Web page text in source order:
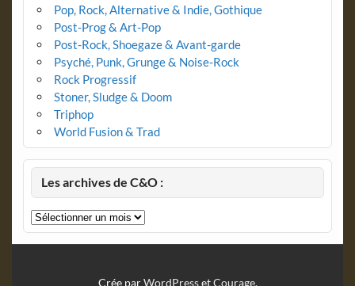
Pop, Rock, Alternative & Indie, Gothique
Post-Prog & Art-Pop
Post-Rock, Shoegaze & Avant-garde
Psyché, Punk, Grunge & Noise-Rock
Rock Progressif
Stoner, Sludge & Doom
Triphop
World Fusion & Trad
Les archives de C&O :
Les
archives
Crée parWordPressetCourage.